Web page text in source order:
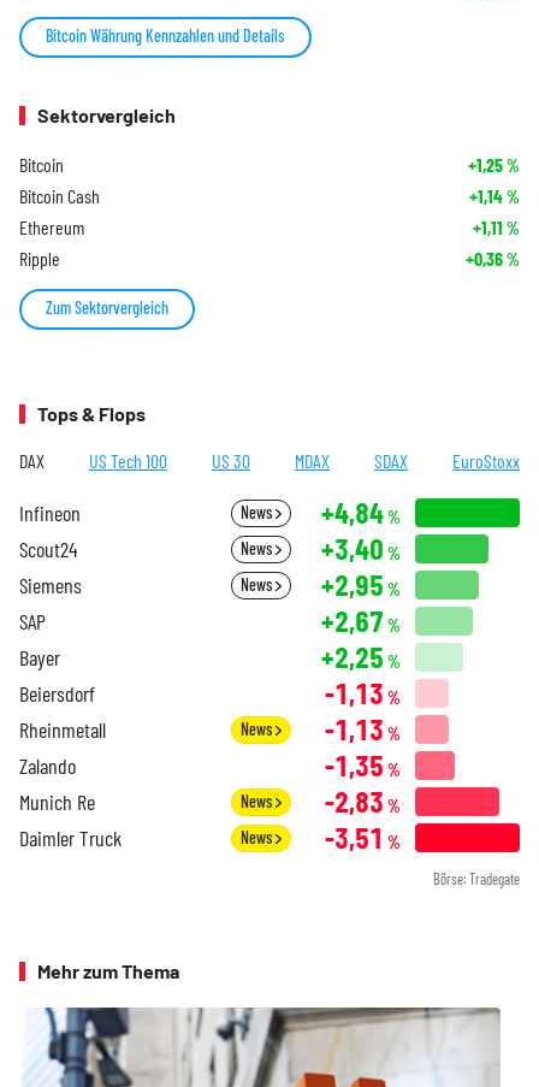
Bitcoin Währung Kennzahlen und Details
Sektorvergleich
Bitcoin +1,25%
Bitcoin Cash +1,14%
Ethereum +1,11 %
Ripple +0,36%
Zum Sektorvergleich
Tops & Flops
DAX US Tech 100 US 30 MDAX SDAX EuroStoxx
Infineon News +4,84%
Scout24 News +3,40 %
Siemens News +2,95 %
SAP +2,67 %
Bayer +2,25 %
Beiersdorf -1,13 %
Rheinmetall News -1,13 %
Zalando -1,35 %
Munich Re News -2,83 %
Daimler Truck News -3,51 %
Börse: Tradegate
Mehr zum Thema